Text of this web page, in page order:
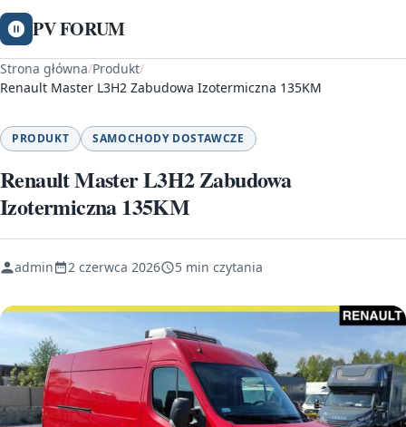
PV FORUM
Strona główna/Produkt/
Renault Master L3H2 Zabudowa Izotermiczna 135KM
PRODUKT SAMOCHODY DOSTAWCZE
Renault Master L3H2 Zabudowa
Izotermiczna 135KM
admin 2 czerwca 2026 5 min czytania